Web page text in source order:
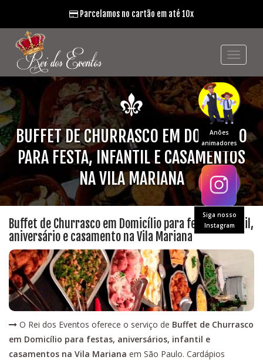
Anões
animadores
Siga nosso
Instagram
Parcelamos no cartão em até 10x
BUFFET DE CHURRASCO EM DOMICÍLIO
PARA FESTA, INFANTIL E CASAMENTOS
NA VILA MARIANA
Buffet de Churrasco em Domicílio para festa, infantil,
aniversário e casamento na Vila Mariana
O Rei dos Eventos oferece o serviço de Buffet de Churrasco
em Domicílio para festas, aniversários, infantil e
casamentos na Vila Mariana em São Paulo. Cardápios